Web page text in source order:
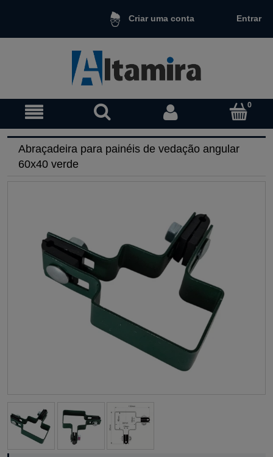
Criar uma conta Entrar
Abraçadeira para painéis de vedação angular
60x40 verde